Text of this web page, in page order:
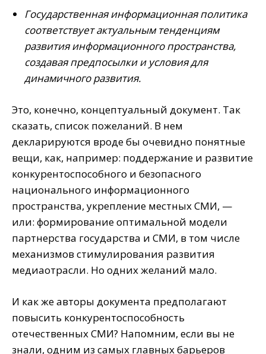
Государственная информационная политика
соответствует актуальным тенденциям
развития информационного пространства,
создавая предпосылки и условия для
динамичного развития.
Это, конечно, концептуальный документ. Так
сказать, список пожеланий. В нем
декларируются вроде бы очевидно понятные
вещи, как, например: поддержание и развитие
конкурентоспособного и безопасного
национального информационного
пространства, укрепление местных СМИ, —
или: формирование оптимальной модели
партнерства государства и СМИ, в том числе
механизмов стимулирования развития
медиаотрасли. Но одних желаний мало.
И как же авторы документа предполагают
повысить конкурентоспособность
отечественных СМИ? Напомним, если вы не
знали, одним из самых главных барьеров